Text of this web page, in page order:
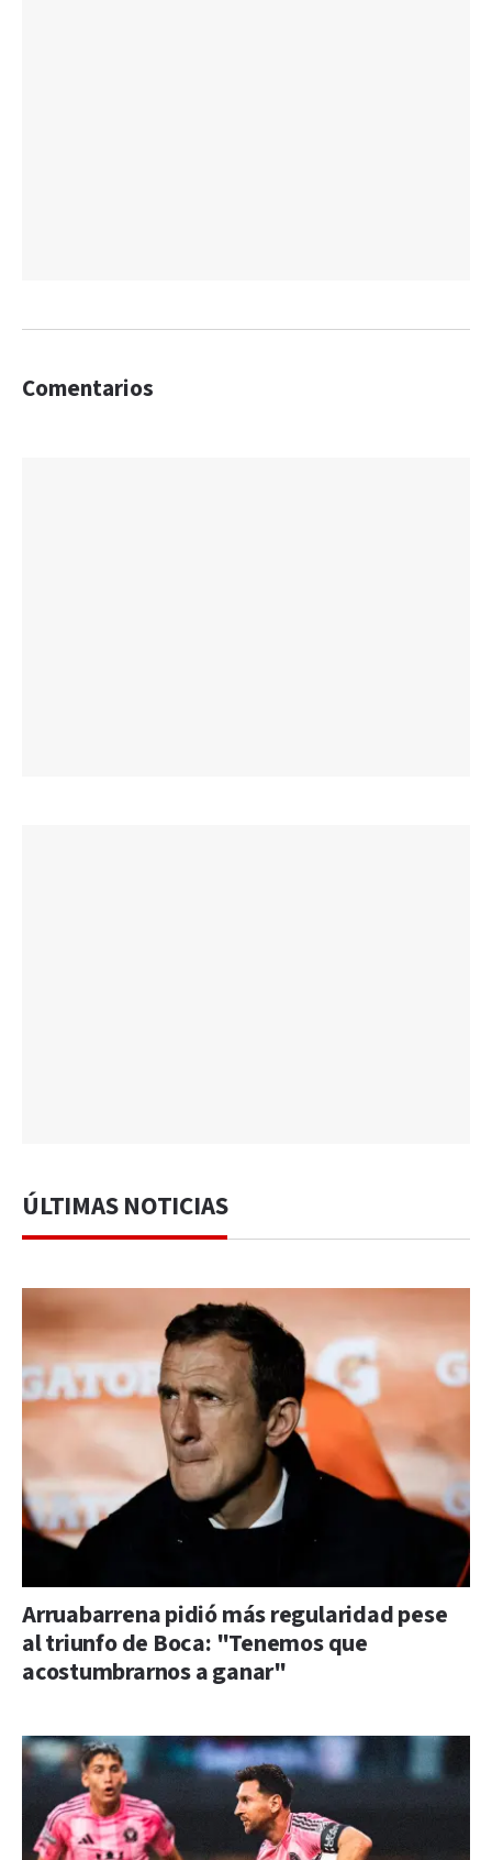
Comentarios
ÚLTIMAS NOTICIAS
Arruabarrena pidió más regularidad pese
al triunfo de Boca: "Tenemos que
acostumbrarnos a ganar"